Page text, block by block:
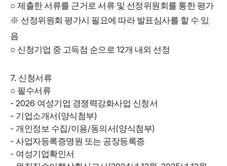
○ 제출한 서류를 근거로 서류 및 선정위원회를 통한 평가
※ 선정위원회 평가시 필요에 따라 발표심사를 할 수 있
음
○ 신청기업 중 고득점 순으로 12개 내외 선정
7. 신청서류
○ 필수서류
- 2026 여성기업 경쟁력강화사업 신청서
- 기업소개서 (양식첨부)
- 개인정보 수집/이용/동의서(양식첨부)
- 사업자등록증명원 또는 공장등록증
- 여성기업확인서